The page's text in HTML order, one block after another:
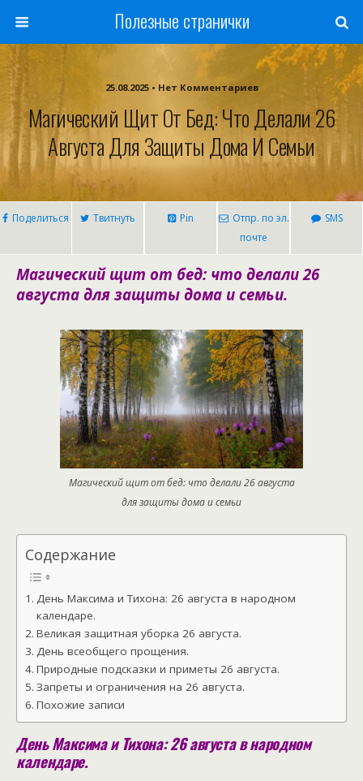
Полезные странички
25.08.2025 • Нет Комментариев
Магический Щит От Бед: Что Делали 26
Августа Для Защиты Дома И Семьи
Поделиться Твитнуть Pin
Отпр. по эл.
почте
SMS
Магический щит от бед: что делали 26
августа для защиты дома и семьи.
Магический щит от бед: что делали 26 августа
для защиты дома и семьи
Содержание
День Максима и Тихона: 26 августа в народном
календаре.
Великая защитная уборка 26 августа.
День всеобщего прощения.
Природные подсказки и приметы 26 августа.
Запреты и ограничения на 26 августа.
Похожие записи
День Максима и Тихона: 26 августа в народном
календаре.